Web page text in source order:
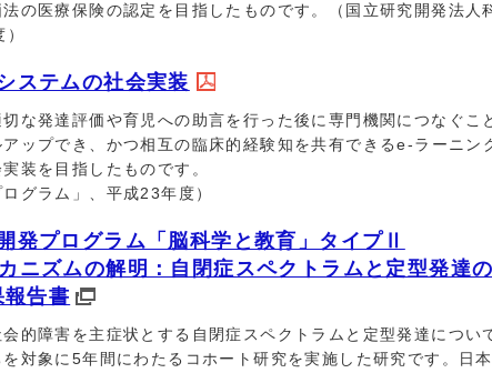
の医療保険の認定を目指したものです。（国立研究開発法人
ステムの社会実装
な発達評価や育児への助言を行った後に専門機関につなぐこ
ップでき、かつ相互の臨床的経験知を共有できるe-ラーニン
装を目指したものです。
グラム」、平成23年度）
発プログラム「脳科学と教育」タイプⅡ
ニズムの解明：自閉症スペクトラムと定型発達
告書
的障害を主症状とする自閉症スペクトラムと定型発達につい
対象に5年間にわたるコホート研究を実施した研究です。日